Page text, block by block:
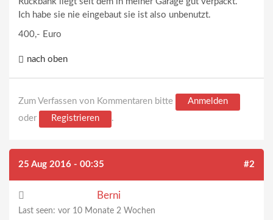
Ich habe sie nie eingebaut sie ist also unbenutzt.
400,- Euro
nach oben
Zum Verfassen von Kommentaren bitte
Anmelden
oder
Registrieren .
25 Aug 2016 - 00:35 #2
Berni
Last seen: vor 10 Monate 2 Wochen